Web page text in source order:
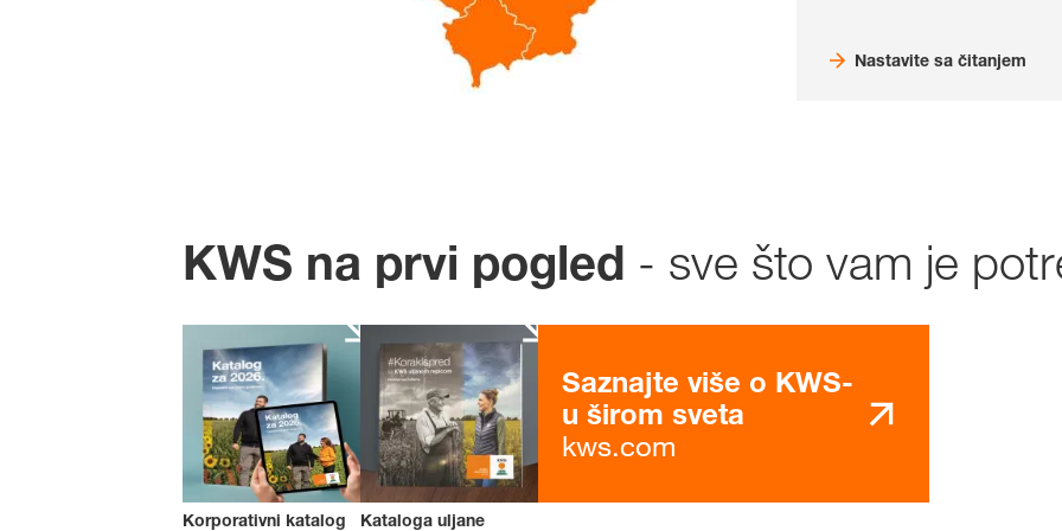
Nastavite sa čitanjem
KWS na prvi pogled - sve što vam je
Korporativni katalog Kataloga uljane
Saznajte više o KWS-
u širom sveta
kws.com